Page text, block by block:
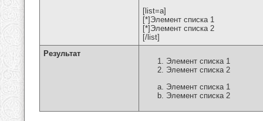
[list=a]
[*]Элемент списка 1
[*]Элемент списка 2
[/list]
Результат
Элемент списка 1
Элемент списка 2
Элемент списка 1
Элемент списка 2